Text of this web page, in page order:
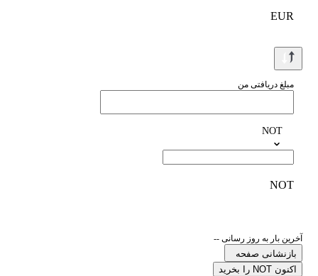
EUR
مبلغ دریافتی من
NOT
NOT
آخرین بار به روز رسانی --
بازنشانی صفحه
اکنون NOT را بخرید